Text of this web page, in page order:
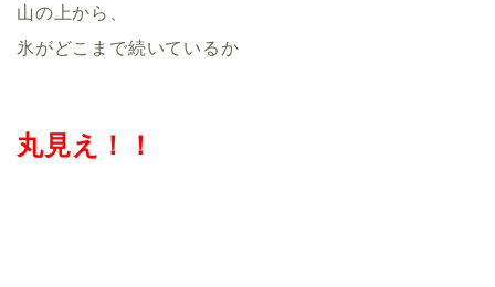
山の上から、
氷がどこまで続いているか
丸見え！！